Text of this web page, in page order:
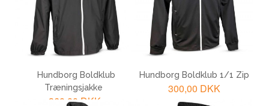
Hundborg Boldklub
Træningsjakke
360,00 DKK
Hundborg Boldklub 1/1 Zip
300,00 DKK